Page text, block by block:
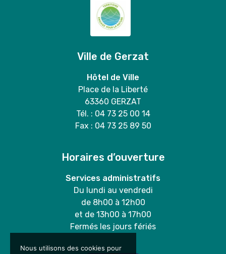
Ville de Gerzat
Hôtel de Ville
Place de la Liberté
63360 GERZAT
Tél. : 04 73 25 00 14
Fax : 04 73 25 89 50
Horaires d’ouverture
Services administratifs
Du lundi au vendredi
de 8h00 à 12h00
et de 13h00 à 17h00
Fermés les jours fériés
Nous utilisons des cookies pour